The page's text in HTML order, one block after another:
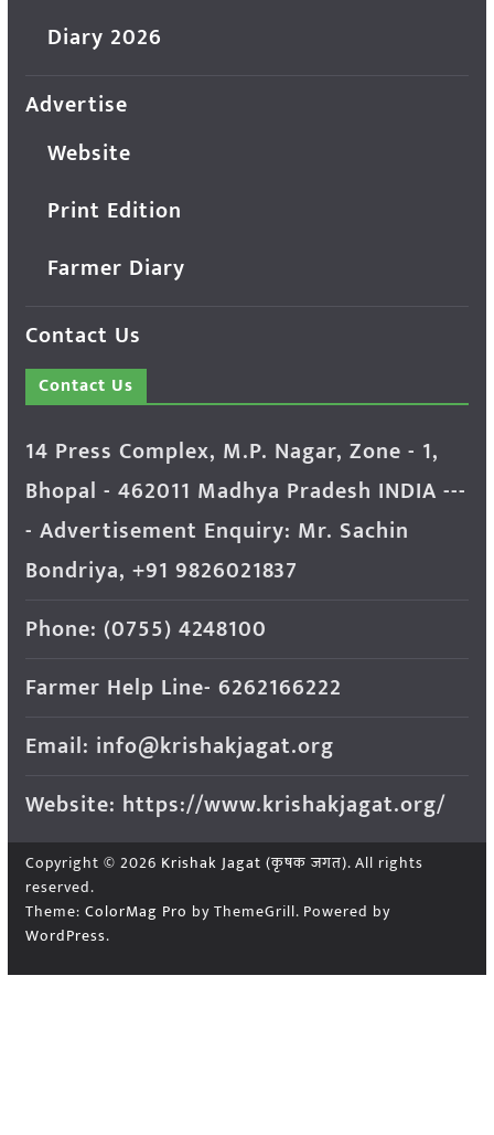
Diary 2026
Advertise
Website
Print Edition
Farmer Diary
Contact Us
Contact Us
14 Press Complex, M.P. Nagar, Zone - 1,
Bhopal - 462011 Madhya Pradesh INDIA ---
- Advertisement Enquiry: Mr. Sachin
Bondriya, +91 9826021837
Phone: (0755) 4248100
Farmer Help Line- 6262166222
Email: info@krishakjagat.org
Website: https://www.krishakjagat.org/
Copyright © 2026 Krishak Jagat (कृषक जगत). All rights
reserved.
Theme: ColorMag Pro by ThemeGrill. Powered by
WordPress.